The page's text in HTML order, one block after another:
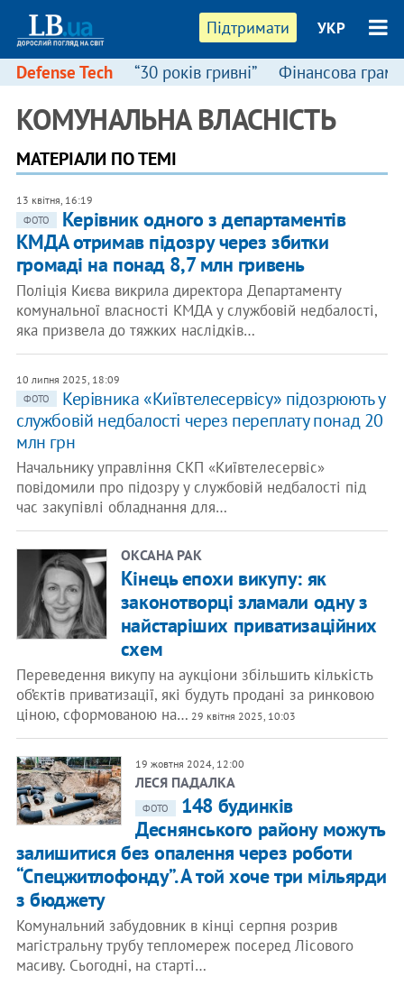
Підтримати УКР
Defense Tech “30 років гривні” Фінансова
КОМУНАЛЬНА ВЛАСНІСТЬ
МАТЕРІАЛИ ПО ТЕМІ
13 квітня, 16:19
ФОТО
Керівник одного з департаментів
КМДА отримав підозру через збитки
громаді на понад 8,7 млн гривень
Поліція Києва викрила директора Департаменту
комунальної власності КМДА у службовій недбалості,
яка призвела до тяжких наслідків…
10 липня 2025, 18:09
ФОТО
Керівника «Київтелесервісу» підозрюють у
службовій недбалості через переплату понад 20
млн грн
Начальнику управління СКП «Київтелесервіс»
повідомили про підозру у службовій недбалості під
час закупівлі обладнання для…
ОКСАНА РАК
Кінець епохи викупу: як
законотворці зламали одну з
найстаріших приватизаційних
схем
Переведення викупу на аукціони збільшить кількість
об’єктів приватизації, які будуть продані за ринковою
ціною, сформованою на… 29 квітня 2025, 10:03
19 жовтня 2024, 12:00
ЛЕСЯ ПАДАЛКА
ФОТО
148 будинків
Деснянського району можуть
залишитися без опалення через роботи
“Спецжитлофонду”. А той хоче три мільярди
з бюджету
Комунальний забудовник в кінці серпня розрив
магістральну трубу тепломереж посеред Лісового
масиву. Сьогодні, на старті…